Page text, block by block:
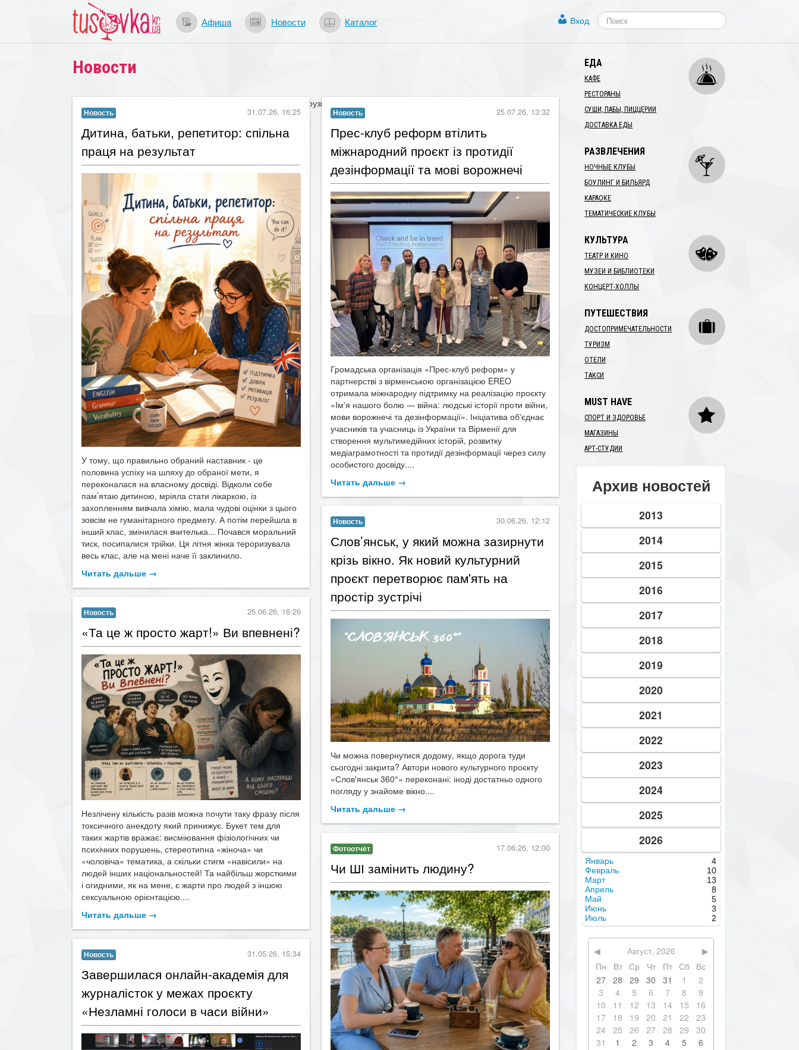
Афиша Новости Каталог Вход
Новости
31.07.26, 16:25
Дитина, батьки, репетитор: спільна
праця на результат
У тому, що правильно обраний наставник - це
половина успіху на шляху до обраної мети, я
переконалася на власному досвіді. Відколи себе
пам’ятаю дитиною, мріяла стати лікаркою, із
захопленням вивчала хімію, мала чудові оцінки з цього
зовсім не гуманітарного предмету. А потім перейшла в
інший клас, змінилася вчителька... Почався моральний
тиск, посипалися трійки. Ця літня жінка тероризувала
весь клас, але на мені наче її заклинило.
Читать дальше →
25.07.26, 13:32
​Прес-клуб реформ втілить
міжнародний проєкт із протидії
дезінформації та мові ворожнечі
Громадська організація «Прес-клуб реформ» у
партнерстві з вірменською організацією EREO
отримала міжнародну підтримку на реалізацію проєкту
«Ім'я нашого болю — війна: людські історії проти війни,
мови ворожнечі та дезінформації». Ініціатива об'єднає
учасників та учасниць із України та Вірменії для
створення мультимедійних історій, розвитку
медіаграмотності та протидії дезінформації через силу
особистого досвіду....
Читать дальше →
30.06.26, 12:12
​Слов’янськ, у який можна зазирнути
крізь вікно. Як новий культурний
проєкт перетворює пам'ять на
простір зустрічі
Чи можна повернутися додому, якщо дорога туди
сьогодні закрита? Автори нового культурного проєкту
«Слов'янськ 360°» переконані: іноді достатньо одного
погляду у знайоме вікно....
Читать дальше →
25.06.26, 16:26
​«Та це ж просто жарт!» Ви впевнені?
Незлічену кількість разів можна почути таку фразу після
токсичного анекдоту який принижує. Букет тем для
таких жартів вражає: висміювання фізіологічних чи
психічних порушень, стереотипна «жіноча» чи
«чоловіча» тематика, а скільки стигм «навісили» на
людей інших національностей! Та найбільш жорсткими
і огидними, як на мене, є жарти про людей з іншою
сексуальною орієнтацією....
Читать дальше →
17.06.26, 12:00
Чи ШІ замінить людину?
31.05.26, 15:34
Завершилася онлайн-академія для
журналісток у межах проєкту
«Незламні голоси в часи війни»
ЕДА
КАФЕ
РЕСТОРАНЫ
СУШИ, ПАБЫ, ПИЦЦЕРИИ
ДОСТАВКА ЕДЫ
РАЗВЛЕЧЕНИЯ
НОЧНЫЕ КЛУБЫ
БОУЛИНГ И БИЛЬЯРД
КАРАОКЕ
ТЕМАТИЧЕСКИЕ КЛУБЫ
КУЛЬТУРА
ТЕАТР И КИНО
МУЗЕИ И БИБЛИОТЕКИ
КОНЦЕРТ-ХОЛЛЫ
ПУТЕШЕСТВИЯ
ДОСТОПРИМЕЧАТЕЛЬНОСТИ
ТУРИЗМ
ОТЕЛИ
ТАКСИ
MUST HAVE
СПОРТ И ЗДОРОВЬЕ
МАГАЗИНЫ
АРТ-СТУДИИ
Архив новостей
2013
2014
2015
2016
2017
2018
2019
2020
2021
2022
2023
2024
2025
2026
Январь
4
Февраль
10
Март
13
Апрель
8
Май
5
Июнь
3
Июль
2
◀ Август, 2026
▶
Пн
Вт Ср Чт Пт Сб Вс
27
28 29 30 31 1
2
3
4 5 6 7 8
9
10
11 12 13 14 15
16
17
18 19 20 21 22
23
24
25 26 27 28 29
30
31
1 2 3 4 5 6